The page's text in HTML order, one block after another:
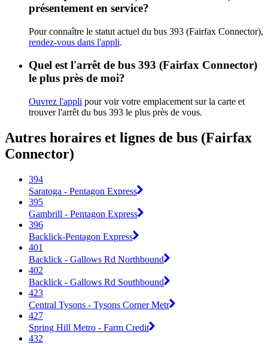
présentement en service?
Pour connaître le statut actuel du bus 393 (Fairfax Connector),
rendez-vous dans l'appli.
Quel est l'arrêt de bus 393 (Fairfax Connector)
le plus près de moi?
Ouvrez l'appli pour voir votre emplacement sur la carte et
trouver l'arrêt du bus 393 le plus près de vous.
Autres horaires et lignes de bus (Fairfax
Connector)
394
Saratoga - Pentagon Express
395
Gambrill - Pentagon Express
396
Backlick-Pentagon Express
401
Backlick - Gallows Rd Northbound
402
Backlick - Gallows Rd Southbound
423
Central Tysons - Tysons Corner Metr
427
Spring Hill Metro - Farm Credit
432